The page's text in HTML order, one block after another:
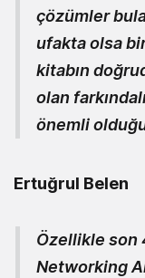
çözümler
ufakta olsa
kitabın
olan
önemli
Ertuğrul Belen
Özellikle son
Networking